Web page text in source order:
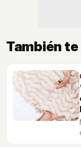
También